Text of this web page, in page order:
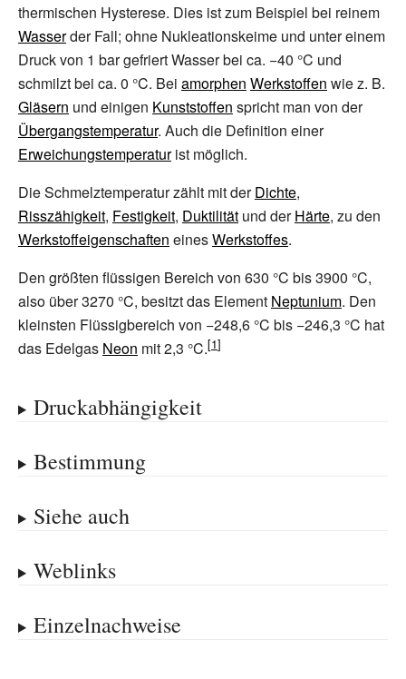
thermischen Hysterese. Dies ist zum Beispiel bei reinem
Wasserder Fall; ohne Nukleationskeime und unter einem
Druck von 1 bar gefriert Wasser bei ca. −40 °C und
schmilzt bei ca. 0 °C. Bei amorphen Werkstoffen wie z. B.
Gläsern und einigen Kunststoffen spricht man von der
Übergangstemperatur. Auch die Definition einer
Erweichungstemperaturist möglich.
Die Schmelztemperatur zählt mit derDichte,
Risszähigkeit, Festigkeit, Duktilität und derHärte, zu den
Werkstoffeigenschaften einesWerkstoffes.
Den größten flüssigen Bereich von 630 °C bis 3900 °C,
also über 3270 °C, besitzt das Element Neptunium. Den
kleinsten Flüssigbereich von −248,6 °C bis −246,3 °C hat
das Edelgas Neon mit 2,3 °C.
Druckabhängigkeit
Bestimmung
Siehe auch
Weblinks
Einzelnachweise